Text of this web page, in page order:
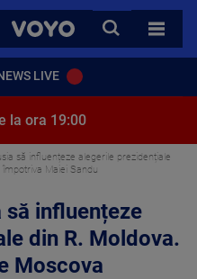
VOYO
CAUTA
TOATE
LIVE
la ora 19:00
să influențeze alegerile prezidențiale
împotriva Maiei Sandu
să influențeze
din R. Moldova.
Moscova